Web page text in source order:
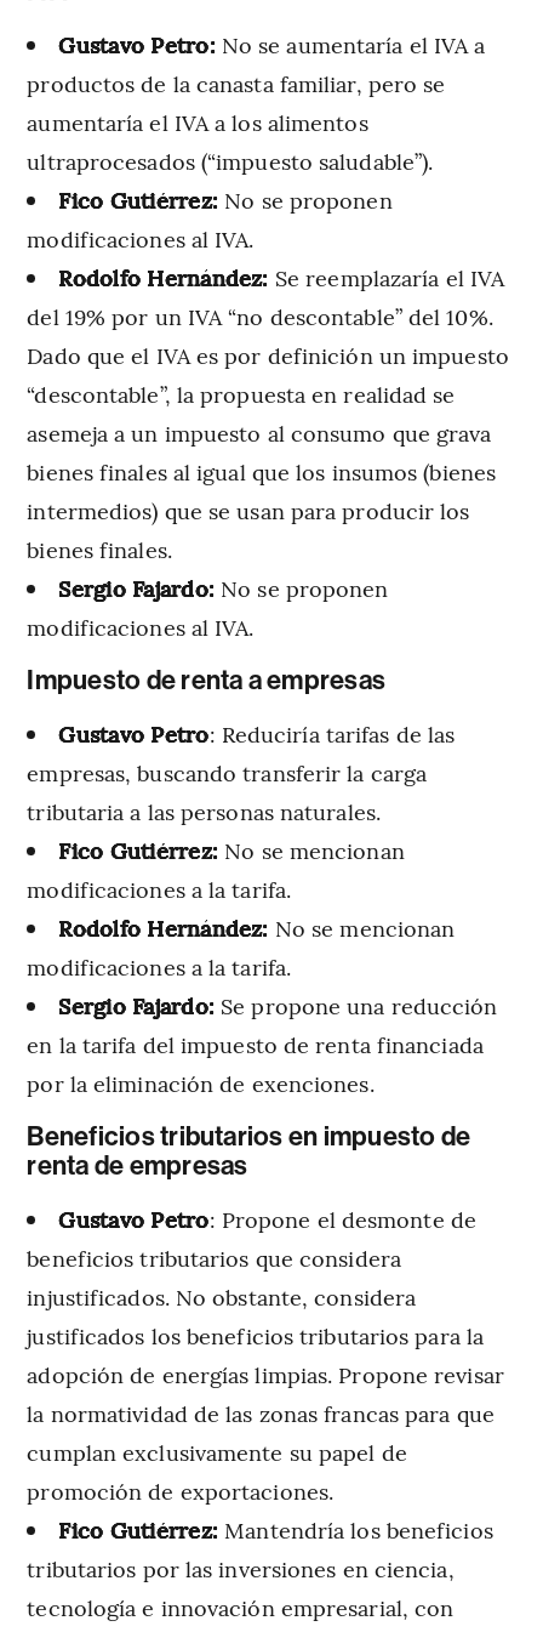
Gustavo Petro: No se aumentaría el IVA a
productos de la canasta familiar, pero se
aumentaría el IVA a los alimentos
ultraprocesados (“impuesto saludable”).
Fico Gutiérrez: No se proponen
modificaciones al IVA.
Rodolfo Hernández: Se reemplazaría el IVA
del 19% por un IVA “no descontable” del 10%.
Dado que el IVA es por definición un impuesto
“descontable”, la propuesta en realidad se
asemeja a un impuesto al consumo que grava
bienes finales al igual que los insumos (bienes
intermedios) que se usan para producir los
bienes finales.
Sergio Fajardo: No se proponen
modificaciones al IVA.
Impuesto de renta a empresas
Gustavo Petro: Reduciría tarifas de las
empresas, buscando transferir la carga
tributaria a las personas naturales.
Fico Gutiérrez: No se mencionan
modificaciones a la tarifa.
Rodolfo Hernández: No se mencionan
modificaciones a la tarifa.
Sergio Fajardo: Se propone una reducción
en la tarifa del impuesto de renta financiada
por la eliminación de exenciones.
Beneficios tributarios en impuesto de
renta de empresas
Gustavo Petro: Propone el desmonte de
beneficios tributarios que considera
injustificados. No obstante, considera
justificados los beneficios tributarios para la
adopción de energías limpias. Propone revisar
la normatividad de las zonas francas para que
cumplan exclusivamente su papel de
promoción de exportaciones.
Fico Gutiérrez: Mantendría los beneficios
tributarios por las inversiones en ciencia,
tecnología e innovación empresarial, con